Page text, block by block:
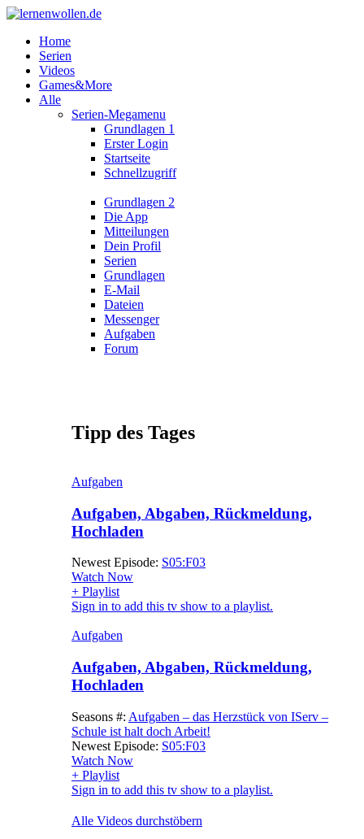
Home
Serien
Videos
Games&More
Alle
Serien-Megamenu
Grundlagen 1
Erster Login
Startseite
Schnellzugriff
Grundlagen 2
Die App
Mitteilungen
Dein Profil
Serien
Grundlagen
E-Mail
Dateien
Messenger
Aufgaben
Forum
Tipp des Tages
Aufgaben
Aufgaben, Abgaben, Rückmeldung,
Hochladen
Newest Episode: S05:F03
Watch Now
+ Playlist
Sign in to add this tv show to a playlist.
Aufgaben
Aufgaben, Abgaben, Rückmeldung,
Hochladen
Seasons #: Aufgaben – das Herzstück von IServ –
Schule ist halt doch Arbeit!
Newest Episode: S05:F03
Watch Now
+ Playlist
Sign in to add this tv show to a playlist.
Alle Videos durchstöbern